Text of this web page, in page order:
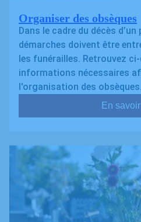
Organiser des obsèques
Dans le cadre du décès
démarches doivent être
les funérailles. Retrouvez
informations nécessaires
l'organisation des obsèques.
En